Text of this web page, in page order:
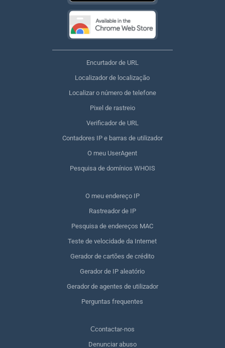
Encurtador de URL
Localizador de localização
Localizar o número de telefone
Pixel de rastreio
Verificador de URL
Contadores IP e barras de utilizador
O meu UserAgent
Pesquisa de domínios WHOIS
O meu endereço IP
Rastreador de IP
Pesquisa de endereços MAC
Teste de velocidade da Internet
Gerador de cartões de crédito
Gerador de IP aleatório
Gerador de agentes de utilizador
Perguntas frequentes
Сcontactar-nos
Denunciar abuso